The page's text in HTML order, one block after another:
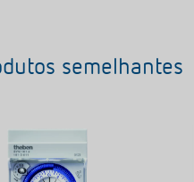
semelhantes